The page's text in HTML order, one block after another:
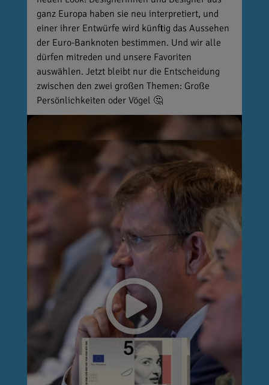
ganz Europa haben sie neu interpretiert, und
einer ihrer Entwürfe wird künftig das Aussehen
der Euro-Banknoten bestimmen. Und wir alle
dürfen mitreden und unsere Favoriten
auswählen. Jetzt bleibt nur die Entscheidung
zwischen den zwei großen Themen: Große
Persönlichkeiten oder Vögel 🤔